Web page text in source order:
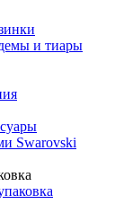
и тиары
Swarovski